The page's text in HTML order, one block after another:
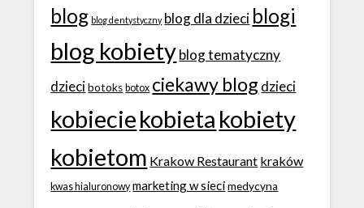
blog blog dentystyczny blog dla dzieci blogi
blog kobietyblog tematyczny
dzieci botoks botox ciekawy blog dzieci
kobieciekobieta kobiety
kobietom Krakow Restaurant kraków
kwas hialuronowy marketing w sieci medycyna